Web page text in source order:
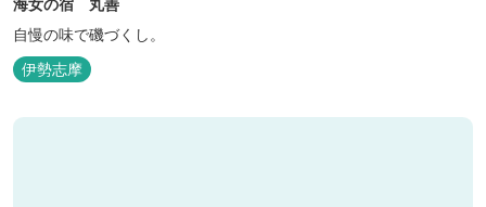
自慢の味で磯づくし。
伊勢志摩